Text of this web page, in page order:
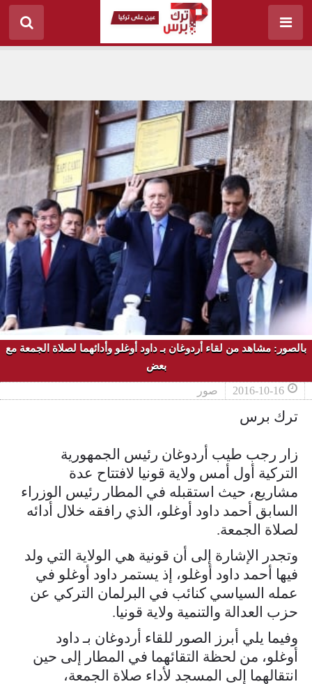
بالصور: مشاهد من لقاء أردوغان بـ داود أوغلو وأدائهما لصلاة الجمعة مع
بعض
2016-10-16 صور
ترك برس
زار رجب طيب أردوغان رئيس الجمهورية
التركية أول أمس ولاية قونيا لافتتاح عدة
مشاريع، حيث استقبله في المطار رئيس الوزراء
السابق أحمد داود أوغلو، الذي رافقه خلال أدائه
لصلاة الجمعة.
وتجدر الإشارة إلى أن قونية هي الولاية التي ولد
فيها أحمد داود أوغلو، إذ يستمر داود أوغلو في
عمله السياسي كنائب في البرلمان التركي عن
حزب العدالة والتنمية ولاية قونيا.
وفيما يلي أبرز الصور للقاء أردوغان بـ داود
أوغلو، من لحظة التقائهما في المطار إلى حين
انتقالهما إلى المسجد لأداء صلاة الجمعة،